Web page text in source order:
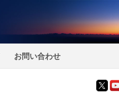
お問い合わせ